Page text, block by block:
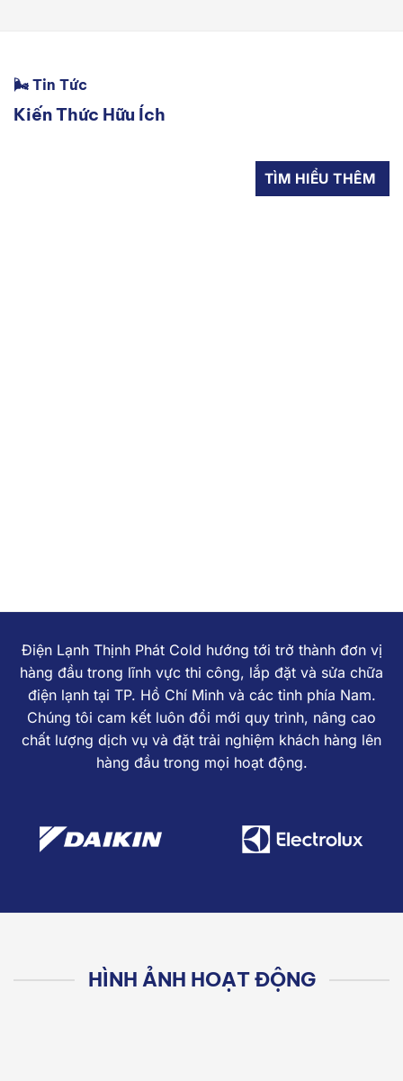
🌬 Tin Tức
Kiến Thức Hữu Ích
TÌM HIỂU THÊM
Điện Lạnh Thịnh Phát Cold hướng tới trở thành đơn vị
hàng đầu trong lĩnh vực thi công, lắp đặt và sửa chữa
điện lạnh tại TP. Hồ Chí Minh và các tỉnh phía Nam.
Chúng tôi cam kết luôn đổi mới quy trình, nâng cao
chất lượng dịch vụ và đặt trải nghiệm khách hàng lên
hàng đầu trong mọi hoạt động.
HÌNH ẢNH HOẠT ĐỘNG